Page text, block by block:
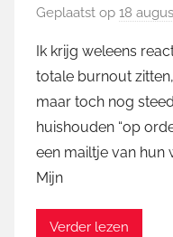
Geplaatst op 18
Ik krijg weleens
totale burnout
maar toch nog
huishouden “op
een mailtje van hun
Mijn
Verder lezen